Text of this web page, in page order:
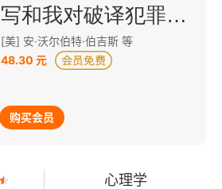
写和我对破译犯罪心
理的探索
[美] 安·沃尔伯特·伯吉斯 等
48.30 元
购买会员
心理学